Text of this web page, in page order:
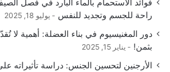
فوائد الاستحمام بالماء البارد في فصل
راحة للجسم وتجديد للنفس
يوليو 18, 2025
دور المغنيسيوم في بناء العضلة: أهمية لا
بثمن!
يناير 15, 2025
الأرجنين لتحسين الجنس: دراسة تأثيراته